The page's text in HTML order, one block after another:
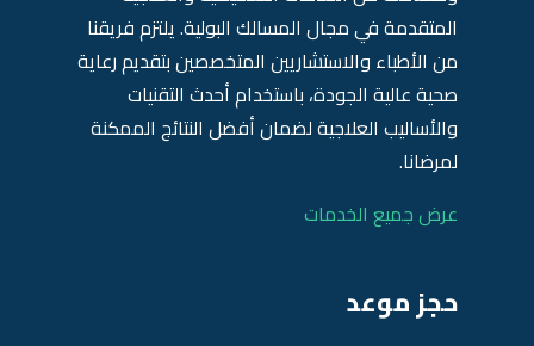
المتقدمة في مجال المسالك البولية. يلتزم فريقنا
من الأطباء والاستشاريين المتخصصين بتقديم رعاية
صحية عالية الجودة، باستخدام أحدث التقنيات
والأساليب العلاجية لضمان أفضل النتائج الممكنة
لمرضانا.
عرض جميع الخدمات
حجز موعد